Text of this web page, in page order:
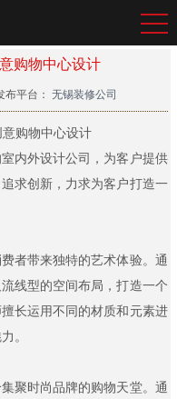
购物中心设计
平台： 无锡装修公司
内外设计公司，为客户提供
求创新，力求为客户打造一
者带来独特的艺术体验。通
线型的空间布局，打造一个
长运用不同的材质和元素进
。
聚时尚品牌的购物天堂。通